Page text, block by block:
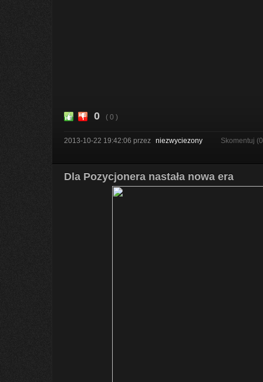
0 ( 0 )
2013-10-22 19:42:06 przez niezwyciezony Skomentuj
Dla Pozycjonera nastała nowa era